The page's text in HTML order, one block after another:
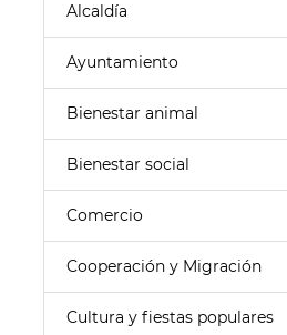
Alcaldía
Ayuntamiento
Bienestar animal
Bienestar social
Comercio
Cooperación y Migración
Cultura y fiestas populares